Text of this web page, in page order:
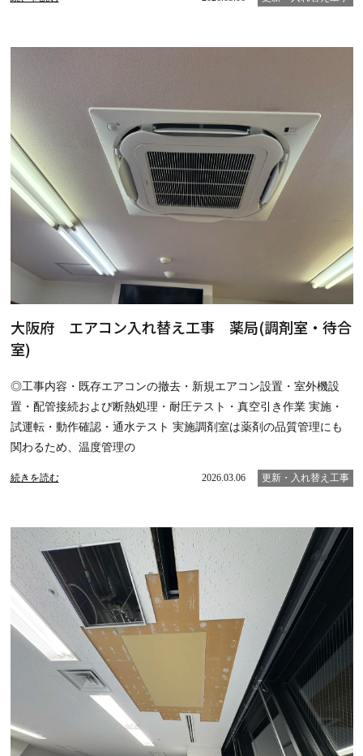
大阪府 エアコン入れ替え工事 薬局(調剤室・待合
室)
◎工事内容・既存エアコンの撤去・新規エアコン設置・室外機設
置・配管接続および断熱処理・耐圧テスト・真空引き作業 実施・
試運転・動作確認・通水テスト 実施調剤室は薬剤の品質管理にも
関わるため、温度管理の
続きを読む 2026.03.06 更新・入れ替え工事